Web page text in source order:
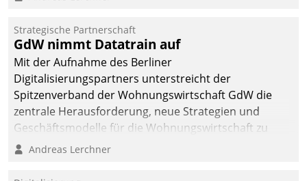
kommunale Wohnungsbauunternehmen daher
gemeinsam mit der Berliner Datatrain GmbH den
Teilprozess der Objektsanierung digitalisiert.
Strategische Partnerschaft
GdW nimmt Datatrain auf
Mit der Aufnahme des Berliner
Digitalisierungspartners unterstreicht der
Spitzenverband der Wohnungswirtschaft GdW die
zentrale Herausforderung, neue Strategien und
Geschäftsmodelle für die Wohnungswirtschaft zu
entwickeln.
Andreas Lerchner